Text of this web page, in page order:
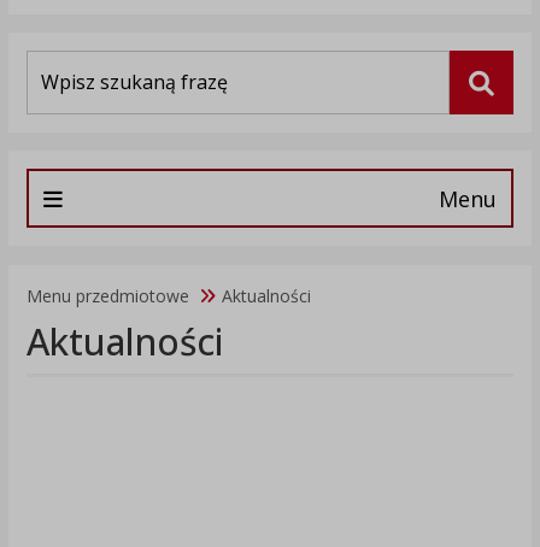
Menu
Menu przedmiotowe Aktualności
Aktualności